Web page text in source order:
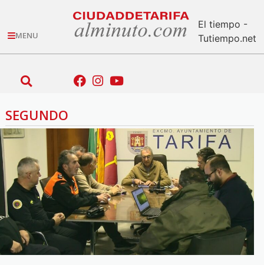
MENU
El tiempo -
Tutiempo.net
SEGUNDO